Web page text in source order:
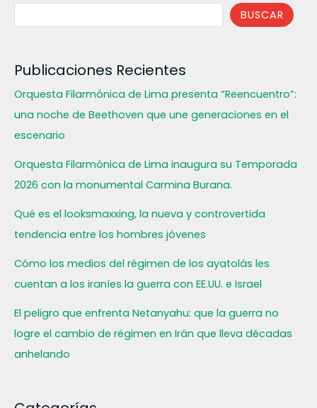
BUSCAR
Publicaciones Recientes
Orquesta Filarmónica de Lima presenta “Reencuentro”:
una noche de Beethoven que une generaciones en el
escenario
Orquesta Filarmónica de Lima inaugura su Temporada
2026 con la monumental Carmina Burana.
Qué es el looksmaxxing, la nueva y controvertida
tendencia entre los hombres jóvenes
Cómo los medios del régimen de los ayatolás les
cuentan a los iraníes la guerra con EE.UU. e Israel
El peligro que enfrenta Netanyahu: que la guerra no
logre el cambio de régimen en Irán que lleva décadas
anhelando